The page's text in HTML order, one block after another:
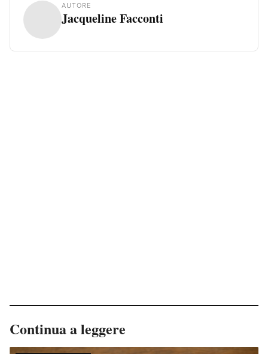
AUTORE
Jacqueline Facconti
Continua a leggere